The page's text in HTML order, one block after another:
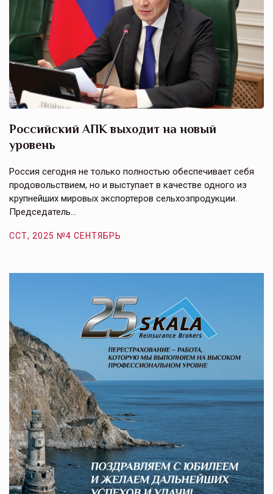
Российский АПК выходит на новый
уровень
Россия сегодня не только полностью обеспечивает себя
продовольствием, но и выступает в качестве одного из
крупнейших мировых экспортеров сельхозпродукции.
Председатель…
ССТ, 2025 №4 СЕНТЯБРЬ